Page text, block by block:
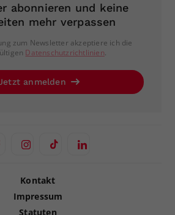
abonnieren und keine
mehr verpassen
zum Newsletter akzeptiere ich die
Datenschutzrichtlinien.
anmelden
Kontakt
Impressum
Statuten